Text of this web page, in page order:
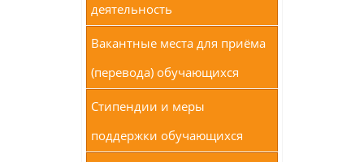
деятельность
Вакантные места для приёма
(перевода) обучающихся
Стипендии и меры
поддержки обучающихся